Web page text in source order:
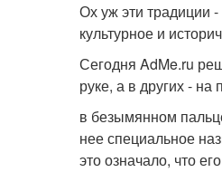
Ох уж эти традиции
культурное и
Сегодня AdMe.ru
руке, а в других -
в безымянном
нее специальное
это означало, что